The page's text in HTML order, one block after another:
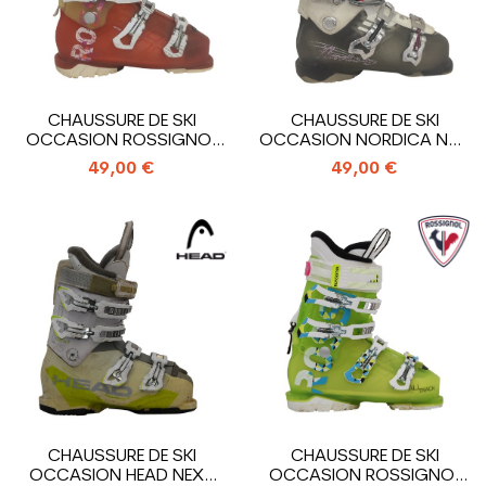
CHAUSSURE DE SKI
OCCASION ROSSIGNOL
ALLTRACK
49,00 €
CHAUSSURE DE SKI
OCCASION NORDICA NXT
N3R W
49,00 €
CHAUSSURE DE SKI
OCCASION HEAD NEXT
CHAUSSURE DE SKI
OCCASION ROSSIGNOL